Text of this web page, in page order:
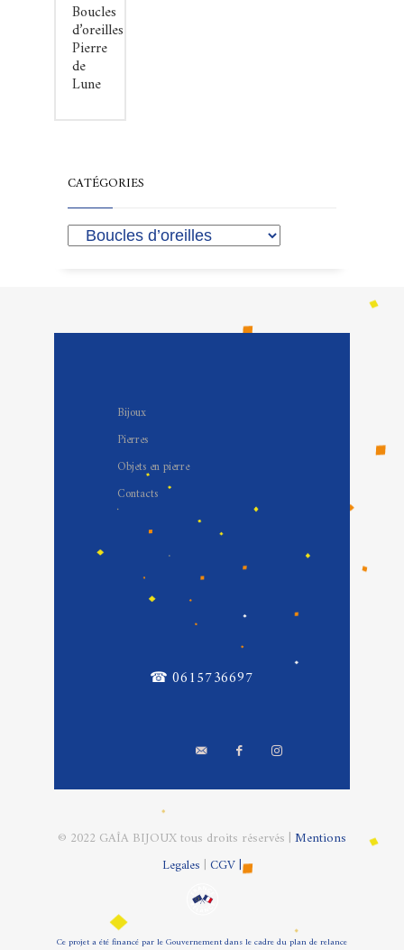
Boucles
d’oreilles
Pierre
de
Lune
CATÉGORIES
Bijoux
Pierres
Objets en pierre
Contacts
☎ 0615736697
© 2022 GAÎA BIJOUX tous droits réservés | Mentions
Legales | CGV |
Ce projet a été financé par le Gouvernement dans le cadre du plan de relance